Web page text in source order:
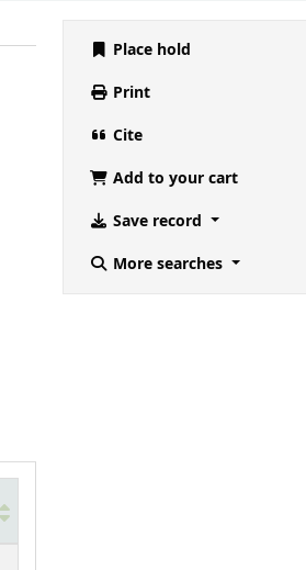
Place hold
Print
Cite
Add to your cart
Save record
More searches